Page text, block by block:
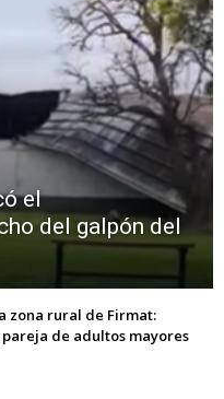
el
del galpón del
zona rural de Firmat:
de adultos mayores